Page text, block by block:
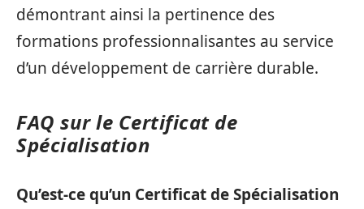
démontrant ainsi la pertinence des
formations professionnalisantes au service
d’un développement de carrière durable.
FAQ sur le Certificat de
Spécialisation
Qu’est-ce qu’un Certificat de Spécialisation